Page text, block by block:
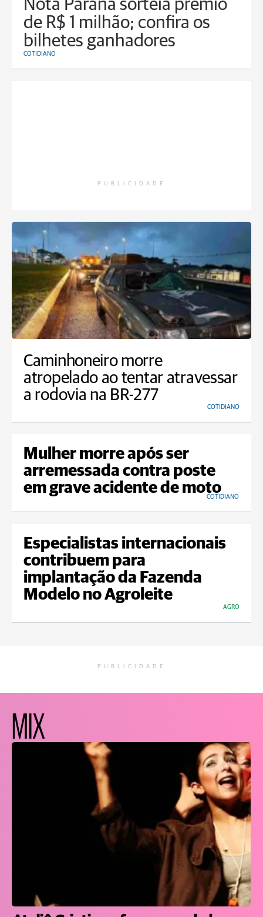
Nota Paraná sorteia prêmio
de R$ 1 milhão; confira os
bilhetes ganhadores
COTIDIANO
PUBLICIDADE
Caminhoneiro morre
atropelado ao tentar atravessar
a rodovia na BR-277
COTIDIANO
Mulher morre após ser
arremessada contra poste
em grave acidente de moto
COTIDIANO
Especialistas internacionais
contribuem para
implantação da Fazenda
Modelo no Agroleite
AGRO
PUBLICIDADE
MIX